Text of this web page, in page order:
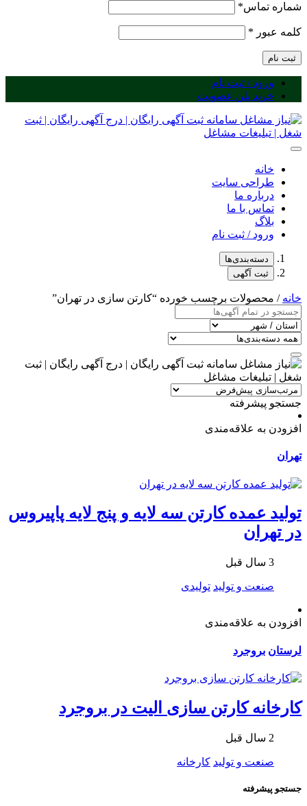
شماره تماس*
کلمه عبور *
ثبت نام
ورود / ثبت نام
خرید پلن عضویت
خانه
طراحی سایت
درباره ما
تماس با ما
بلاگ
ورود / ثبت نام
دسته‌بندی‌ها
ثبت آگهی
خانه / محصولات برچسب خورده “کارتن سازی در تهران”
جستجو پیشرفته
افزودن به علاقه‌مندی
تهران
تولید عمده کارتن سه لایه و پنج لایه پاپیروس
در تهران
3 سال قبل
صنعت و تولید تولیدی
افزودن به علاقه‌مندی
لرستان بروجرد
کارخانه کارتن سازی الیت در بروجرد
2 سال قبل
صنعت و تولید کارخانه
جستجو پیشرفته